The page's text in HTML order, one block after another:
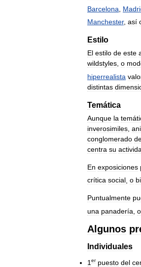
Barcelona
Manchester, así
Estilo
El estilo de este
wildstyles o
hiperrealista
distintas
Temática
Aunque la
inverosimiles
conglomerado
centra su
En exposiciones
crítica social o
Puntualmente
una panadería o
Algunos
Individuales
1 er puesto del